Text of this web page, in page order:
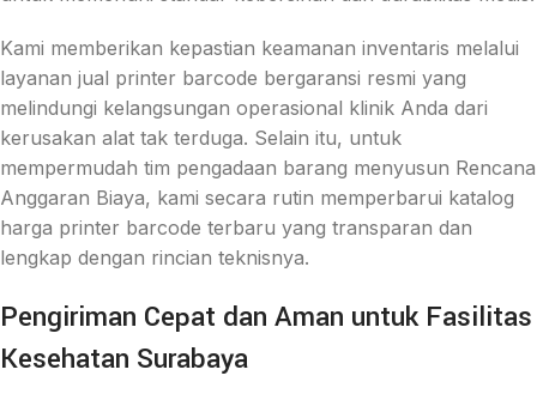
Kami memberikan kepastian keamanan inventaris melalui
layanan jual printer barcode bergaransi resmi yang
melindungi kelangsungan operasional klinik Anda dari
kerusakan alat tak terduga. Selain itu, untuk
mempermudah tim pengadaan barang menyusun Rencana
Anggaran Biaya, kami secara rutin memperbarui katalog
harga printer barcode terbaru yang transparan dan
lengkap dengan rincian teknisnya.
Pengiriman Cepat dan Aman untuk Fasilitas
Kesehatan Surabaya